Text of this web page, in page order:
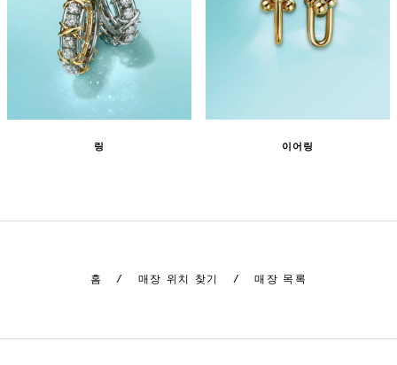
링 이어링
홈 / 매장 위치 찾기 / 매장 목록